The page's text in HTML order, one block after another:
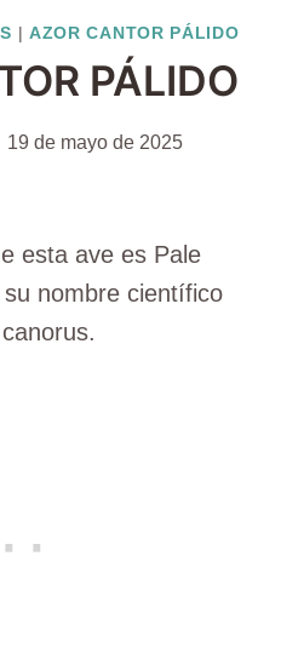
| AZOR CANTOR PÁLIDO
PÁLIDO
19 de mayo de 2025
esta ave es Pale
nombre científico